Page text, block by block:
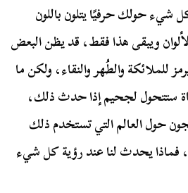
شيء حولك حرفيًا يتلون باللون
ويبقى هذا فقط، قد يظن البعض
للملائكة والطُهر والنقاء، ولكن ما
ستتحول لجحيم إذا حدث ذلك،
حول العالم التي تستخدم ذلك
فماذا يحدث لنا عند رؤية كل شيء